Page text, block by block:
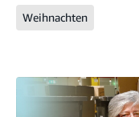
Weihnachten